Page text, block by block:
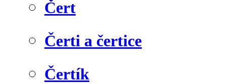
Čert
Čerti a čertice
Čertík